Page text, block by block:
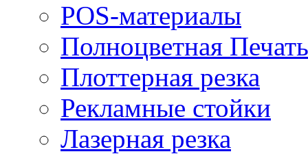
POS-материалы
Полноцветная Печать
Плоттерная резка
Рекламные стойки
Лазерная резка